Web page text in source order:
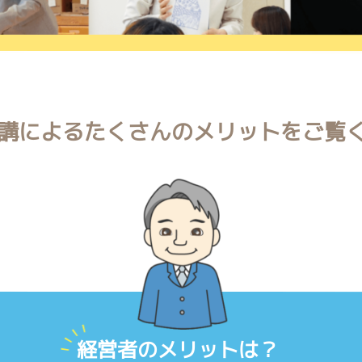
によるたくさんのメリットをご覧
経営者のメリットは？